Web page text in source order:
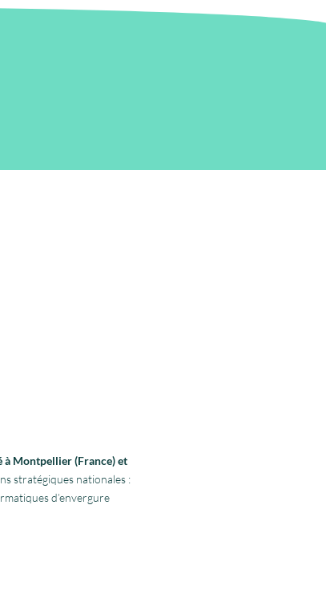
à Montpellier (France) et
stratégiques nationales :
d’envergure